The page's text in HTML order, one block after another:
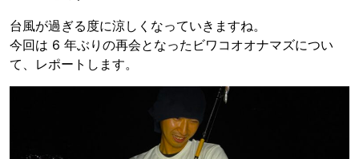
台風が過ぎる度に涼しくなっていきますね。
今回は 6 年ぶりの再会となったビワコオオナマズについ
て、レポートします。